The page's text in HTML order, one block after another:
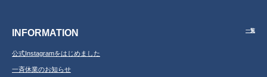
INFORMATION 一覧
公式Instagramをはじめました
一斉休業のお知らせ